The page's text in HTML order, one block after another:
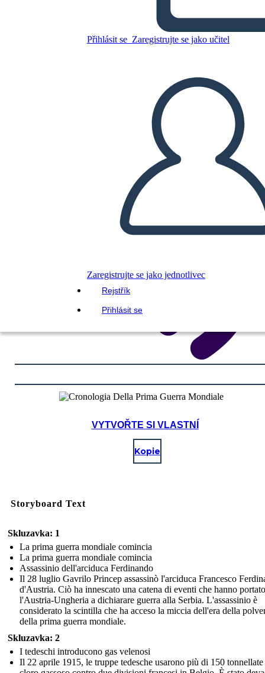
Přihlásit se Zaregistrujte se jako učitel
Zaregistrujte se jako jednotlivec
Rejstřík
Přihlásit se
Guerra Mondiale
PŘEHRÁT PREZENTACI
PŘEČTI MI
VYTVOŘTE SI VLASTNÍ
Kopie
Storyboard Text
Skluzavka: 1
La prima guerra mondiale comincia
La prima guerra mondiale comincia
Assassinio dell'arciduca Ferdinando
Il 28 luglio Gavrilo Princep assassinò l'arciduca Francesco
d'Austria. Ciò ha innescato una catena di eventi che hanno portato
l'Austria-Ungheria a dichiarare guerra alla Serbia. L'assassinio è
considerato la scintilla che ha acceso la miccia dell'era della
della prima guerra mondiale.
Skluzavka: 2
I tedeschi introducono gas velenosi
Il 22 aprile 1915, le truppe tedesche usarono più di 150